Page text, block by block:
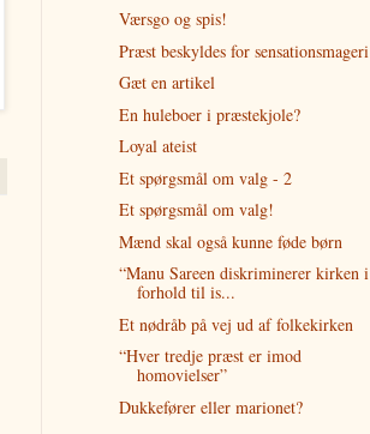
Værsgo og spis!
Præst beskyldes for sensationsmageri
Gæt en artikel
En huleboer i præstekjole?
Loyal ateist
Et spørgsmål om valg - 2
Et spørgsmål om valg!
Mænd skal også kunne føde børn
“Manu Sareen diskriminerer kirken i
forhold til is...
Et nødråb på vej ud af folkekirken
“Hver tredje præst er imod
homovielser”
Dukkefører eller marionet?